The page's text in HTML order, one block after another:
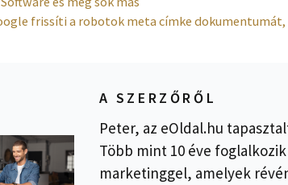
frissíti a robotok meta címke
A SZERZŐRŐL
Peter, az eOldal.hu
Több mint 10 éve
marketinggel, amelyek